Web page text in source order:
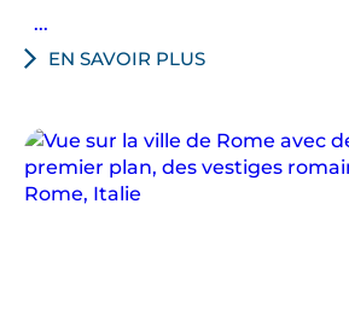
...
EN SAVOIR PLUS